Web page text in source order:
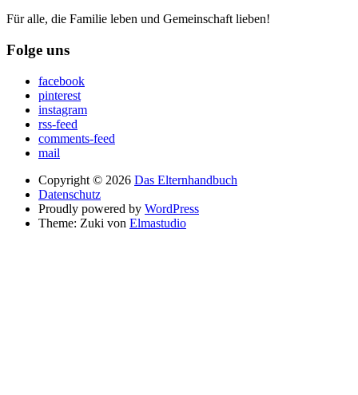
Für alle, die Familie leben und Gemeinschaft lieben!
Folge uns
facebook
pinterest
instagram
rss-feed
comments-feed
mail
Copyright © 2026 Das Elternhandbuch
Datenschutz
Proudly powered by WordPress
Theme: Zuki von Elmastudio